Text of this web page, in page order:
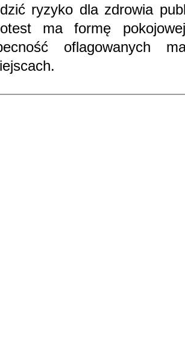
ryzyko dla zdrowia
ma formę
oflagowanych